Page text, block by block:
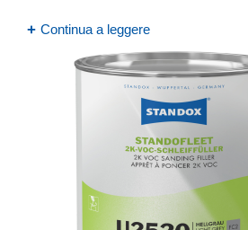
Continua a leggere